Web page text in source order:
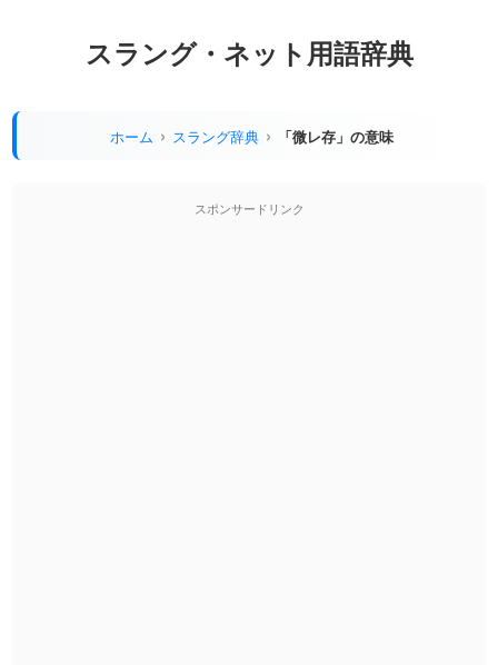
スラング・ネット用語辞典
ホーム スラング辞典 「微レ存」の意味
スポンサードリンク